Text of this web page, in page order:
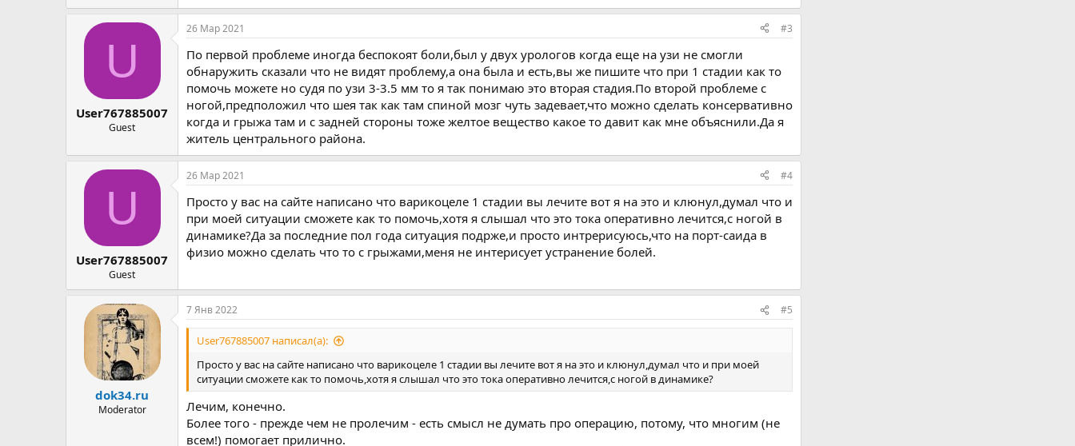
U
User767885007
Guest
26 Мар 2021 #3
По первой проблеме иногда беспокоят боли,был у двух урологов когда еще на узи не смогли
обнаружить сказали что не видят проблему,а она была и есть,вы же пишите что при 1 стадии как то
помочь можете но судя по узи 3-3.5 мм то я так понимаю это вторая стадия.По второй проблеме с
ногой,предположил что шея так как там спиной мозг чуть задевает,что можно сделать консервативно
когда и грыжа там и с задней стороны тоже желтое вещество какое то давит как мне объяснили.Да я
житель центрального района.
U
User767885007
Guest
26 Мар 2021 #4
Просто у вас на сайте написано что варикоцеле 1 стадии вы лечите вот я на это и клюнул,думал что и
при моей ситуации сможете как то помочь,хотя я слышал что это тока оперативно лечится,с ногой в
динамике?Да за последние пол года ситуация подрже,и просто интрерисуюсь,что на порт-саида в
физио можно сделать что то с грыжами,меня не интерисует устранение болей.
dok34.ru
Moderator
7 Янв 2022 #5
User767885007 написал(а):
Просто у вас на сайте написано что варикоцеле 1 стадии вы лечите вот я на это и клюнул,думал что и при моей
ситуации сможете как то помочь,хотя я слышал что это тока оперативно лечится,с ногой в динамике?
Лечим, конечно.
Более того - прежде чем не пролечим - есть смысл не думать про операцию, потому, что многим (не
всем!) помогает прилично.